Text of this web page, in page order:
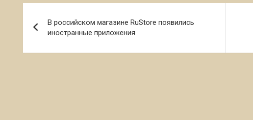
по
записям
В российском магазине RuStore появились
иностранные приложения